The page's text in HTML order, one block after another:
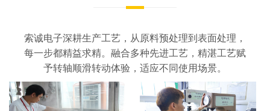
索诚电子深耕生产工艺，从原料预处理到表面处理，
每一步都精益求精。融合多种先进工艺，精湛工艺赋
予转轴顺滑转动体验，适应不同使用场景。